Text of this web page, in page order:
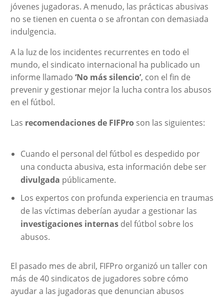
jóvenes jugadoras. A menudo, las prácticas abusivas
no se tienen en cuenta o se afrontan con demasiada
indulgencia.
A la luz de los incidentes recurrentes en todo el
mundo, el sindicato internacional ha publicado un
informe llamado ‘No más silencio’, con el fin de
prevenir y gestionar mejor la lucha contra los abusos
en el fútbol.
Las recomendaciones de FIFProson las siguientes:
Cuando el personal del fútbol es despedido por
una conducta abusiva, esta información debe ser
divulgada públicamente.
Los expertos con profunda experiencia en traumas
de las víctimas deberían ayudar a gestionar las
investigaciones internasdel fútbol sobre los
abusos.
El pasado mes de abril, FIFPro organizó un taller con
más de 40 sindicatos de jugadores sobre cómo
ayudar a las jugadoras que denuncian abusos